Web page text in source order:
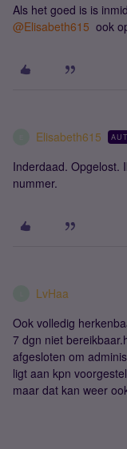
Als het goed is is
@Elisabeth615 ook
Elisabeth615
Inderdaad. Opgelost.
nummer.
LvHaa
Ook volledig
7 dgn niet
afgesloten om
ligt aan kpn
maar dat kan weer